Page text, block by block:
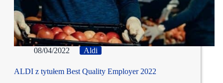
08/04/2022 Aldi
ALDI z tytułem Best Quality Employer 2022